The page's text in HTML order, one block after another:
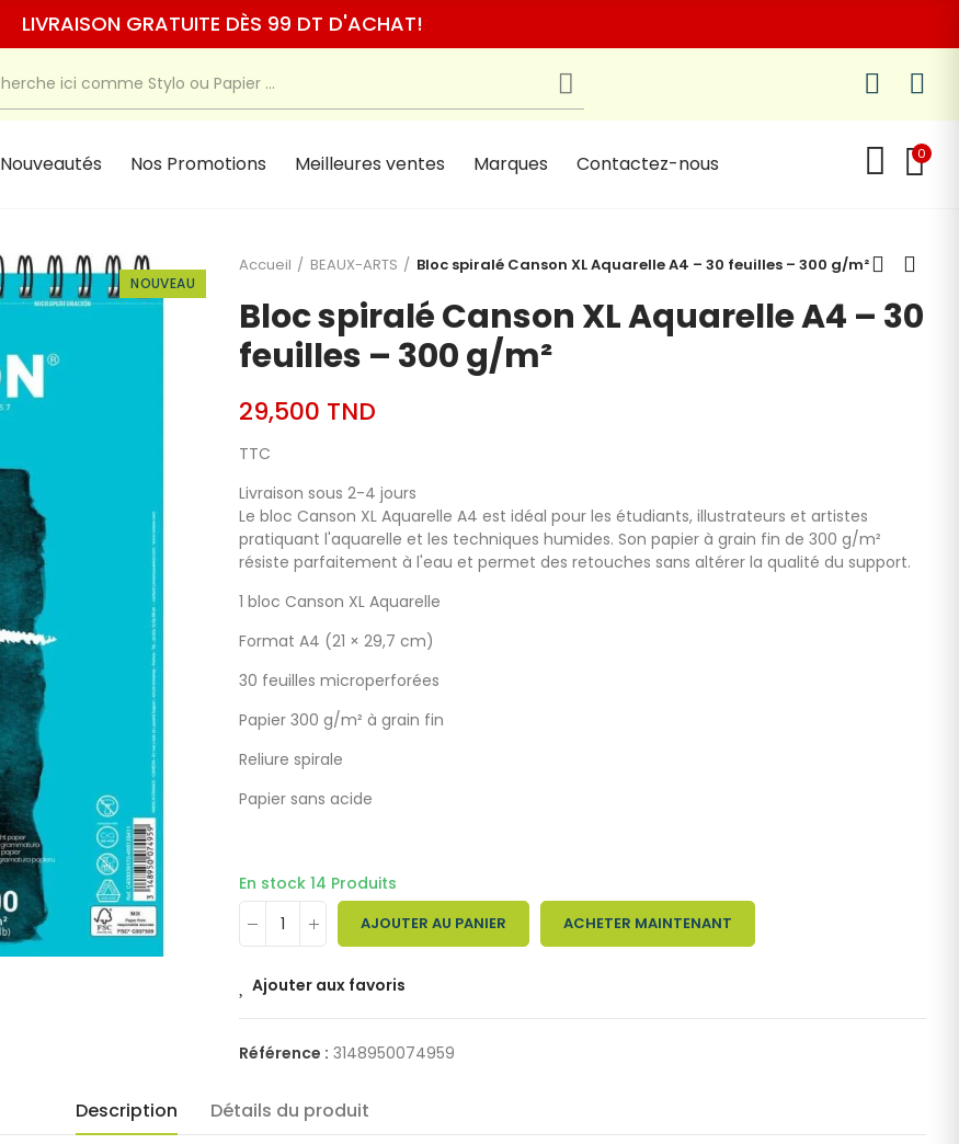
LIVRAISON GRATUITE DÈS 99 DT D'ACHAT!
Nouveautés Nos Promotions Meilleures ventes Marques Contactez-nous 0
NOUVEAU
Accueil BEAUX-ARTS Bloc spiralé Canson XL Aquarelle A4 – 30 feuilles – 300 g/m²
Bloc spiralé Canson XL Aquarelle A4 – 30
feuilles – 300 g/m²
29,500 TND
TTC
Livraison sous 2-4 jours
Le bloc Canson XL Aquarelle A4 est idéal pour les étudiants, illustrateurs et artistes
pratiquant l'aquarelle et les techniques humides. Son papier à grain fin de 300 g/m²
résiste parfaitement à l'eau et permet des retouches sans altérer la qualité du support.
1 bloc Canson XL Aquarelle
Format A4 (21 × 29,7 cm)
30 feuilles microperforées
Papier 300 g/m² à grain fin
Reliure spirale
Papier sans acide
En stock 14 Produits
AJOUTER AU PANIER ACHETER MAINTENANT
Ajouter aux favoris
Référence : 3148950074959
Description Détails du produit